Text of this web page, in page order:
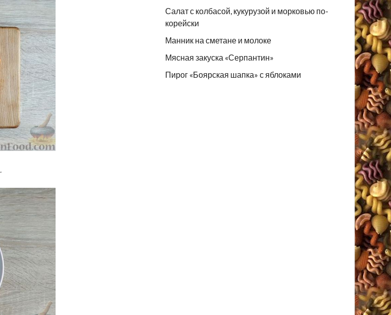
Салат с колбасой, кукурузой и морковью по-
корейски
Манник на сметане и молоке
Мясная закуска «Серпантин»
Пирог «Боярская шапка» с яблоками